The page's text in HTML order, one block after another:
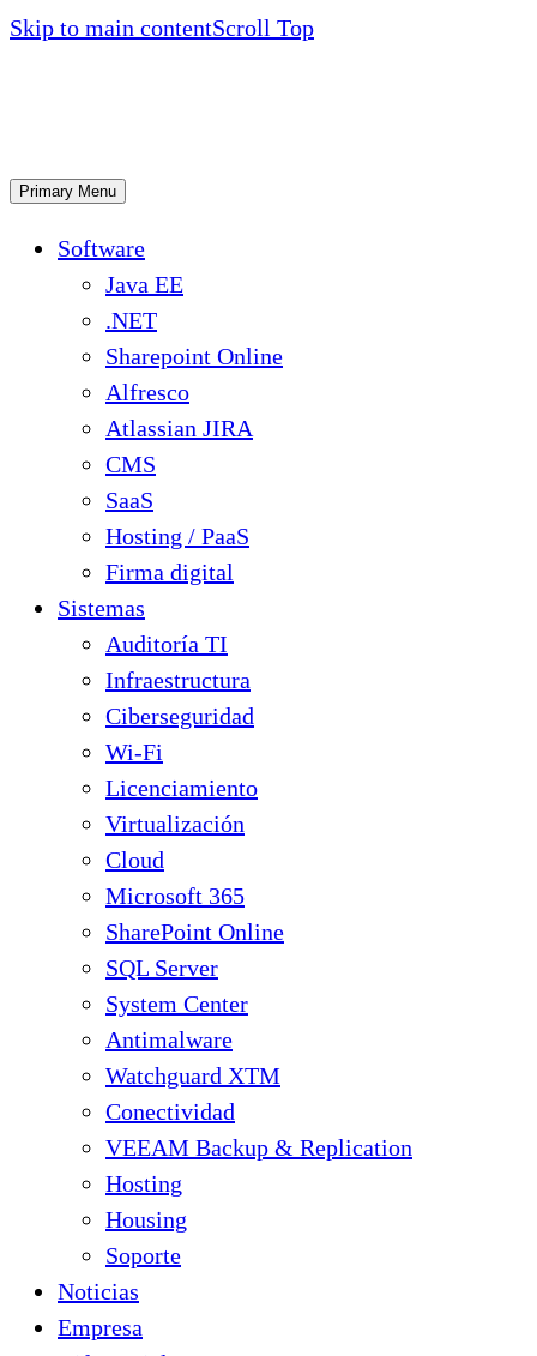
Skip to main contentScroll Top
Primary Menu
Software
Java EE
.NET
Sharepoint Online
Alfresco
Atlassian JIRA
CMS
SaaS
Hosting / PaaS
Firma digital
Sistemas
Auditoría TI
Infraestructura
Ciberseguridad
Wi-Fi
Licenciamiento
Virtualización
Cloud
Microsoft 365
SharePoint Online
SQL Server
System Center
Antimalware
Watchguard XTM
Conectividad
VEEAM Backup & Replication
Hosting
Housing
Soporte
Noticias
Empresa